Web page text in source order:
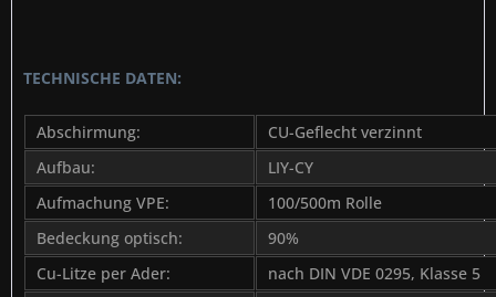
TECHNISCHE DATEN:
Abschirmung:
CU-Geflecht verzinnt
Aufbau:
LIY-CY
Aufmachung VPE:
100/500m Rolle
Bedeckung optisch:
90%
Cu-Litze per Ader:
nach DIN VDE 0295, Klasse 5